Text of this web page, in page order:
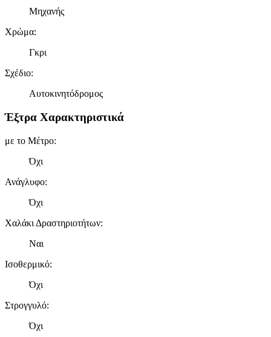
Μηχανής
Χρώμα:
Γκρι
Σχέδιο:
Αυτοκινητόδρομος
Έξτρα Χαρακτηριστικά
με το Μέτρο:
Όχι
Ανάγλυφο:
Όχι
Χαλάκι Δραστηριοτήτων:
Ναι
Ισοθερμικό:
Όχι
Στρογγυλό:
Όχι